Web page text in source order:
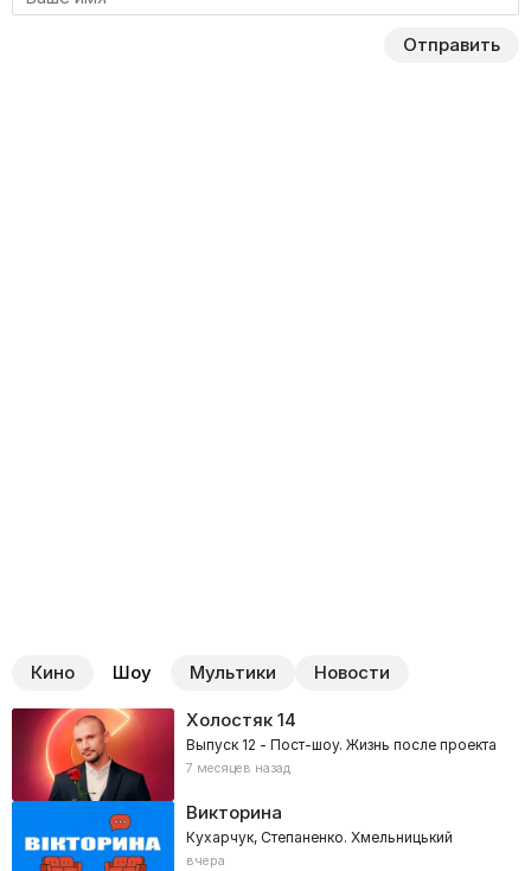
Отправить
Кино Шоу Мультики Новости
Холостяк14
Выпуск 12 - Пост-шоу. Жизнь после проекта
7 месяцев назад
Викторина
Кухарчук, Степаненко. Хмельницький
вчера